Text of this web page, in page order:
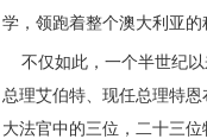
学，领跑着整个澳大利亚的
不仅如此，一个半世纪以
总理艾伯特、现任总理特
大法官中的三位，二十三